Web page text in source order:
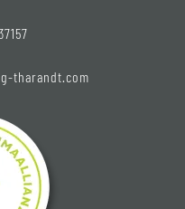
tharandt.com